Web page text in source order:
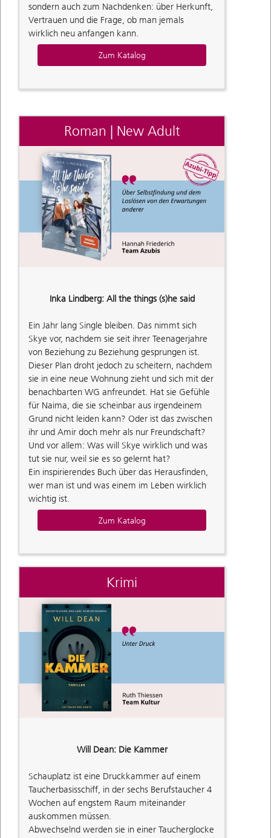
sondern auch zum Nachdenken: über Herkunft,
Vertrauen und die Frage, ob man jemals
wirklich neu anfangen kann.
Zum Katalog
Roman | New Adult
Inka Lindberg: All the things (s)he said
Ein Jahr lang Single bleiben. Das nimmt sich
Skye vor, nachdem sie seit ihrer Teenagerjahre
von Beziehung zu Beziehung gesprungen ist.
Dieser Plan droht jedoch zu scheitern, nachdem
sie in eine neue Wohnung zieht und sich mit der
benachbarten WG anfreundet. Hat sie Gefühle
für Naima, die sie scheinbar aus irgendeinem
Grund nicht leiden kann? Oder ist das zwischen
ihr und Amir doch mehr als nur Freundschaft?
Und vor allem: Was will Skye wirklich und was
tut sie nur, weil sie es so gelernt hat?
Ein inspirierendes Buch über das Herausfinden,
wer man ist und was einem im Leben wirklich
wichtig ist.
Zum Katalog
Krimi
Will Dean: Die Kammer
Schauplatz ist eine Druckkammer auf einem
Taucherbasisschiff, in der sechs Berufstaucher 4
Wochen auf engstem Raum miteinander
auskommen müssen.
Abwechselnd werden sie in einer Taucherglocke